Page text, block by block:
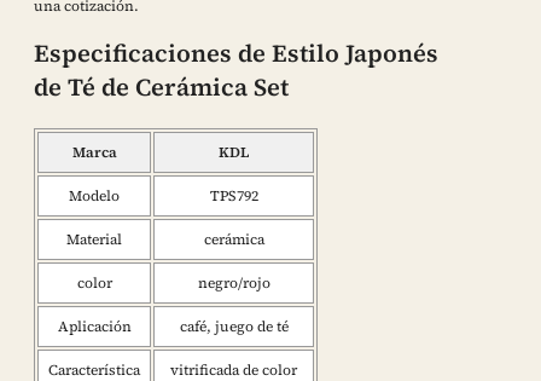
una cotización.
Especificaciones de Estilo Japonés
de Té de Cerámica Set
Marca KDL
Modelo TPS792
Material cerámica
color negro/rojo
Aplicación café, juego de té
Característica vitrificada de color